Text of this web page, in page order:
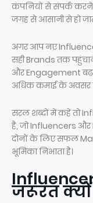
कंपनियों से संपर्क करने
जगह से आसानी से हो
अगर आप नए
सही Brands तक
और Engagement
अधिक कमाई के अवसर
सरल शब्दों में कहें तो
है, जो Influencers
दोनों के लिए सफल
भूमिका निभाता है।
जरूरत क्यों